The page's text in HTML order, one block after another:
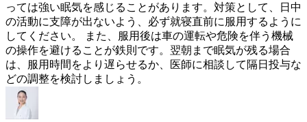
っては強い眠気を感じることがあります。対策として、日中
の活動に支障が出ないよう、必ず就寝直前に服用するように
してください。 また、服用後は車の運転や危険を伴う機械
の操作を避けることが鉄則です。翌朝まで眠気が残る場合
は、服用時間をより遅らせるか、医師に相談して隔日投与な
どの調整を検討しましょう。